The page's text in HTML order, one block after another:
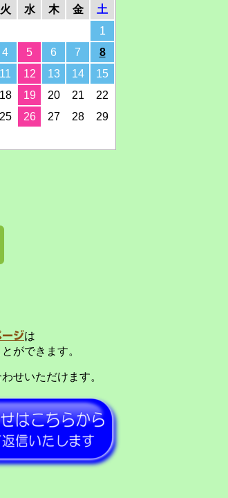
火 水 木 金
土
1
4 5 6 7
8
11 12 13 14
15
18 19 20 21
22
25 26 27 28
29
ージは
ができます。
せいただけます。